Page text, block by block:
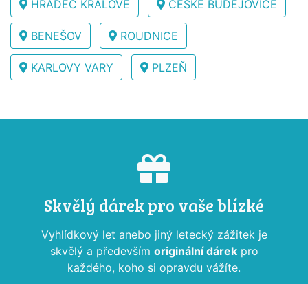
HRADEC KRÁLOVÉ ČESKÉ BUDĚJOVICE
BENEŠOV ROUDNICE
KARLOVY VARY PLZEŇ
Skvělý dárek pro vaše blízké
Vyhlídkový let anebo jiný letecký zážitek je
skvělý a především originální dárekpro
každého, koho si opravdu vážíte.